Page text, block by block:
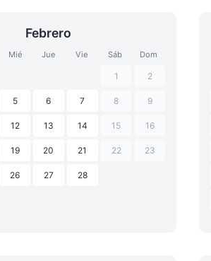
Febrero
Mié Jue Vie Sáb Dom
1 2
5 6 7 8 9
12 13 14 15 16
19 20 21 22 23
26 27 28